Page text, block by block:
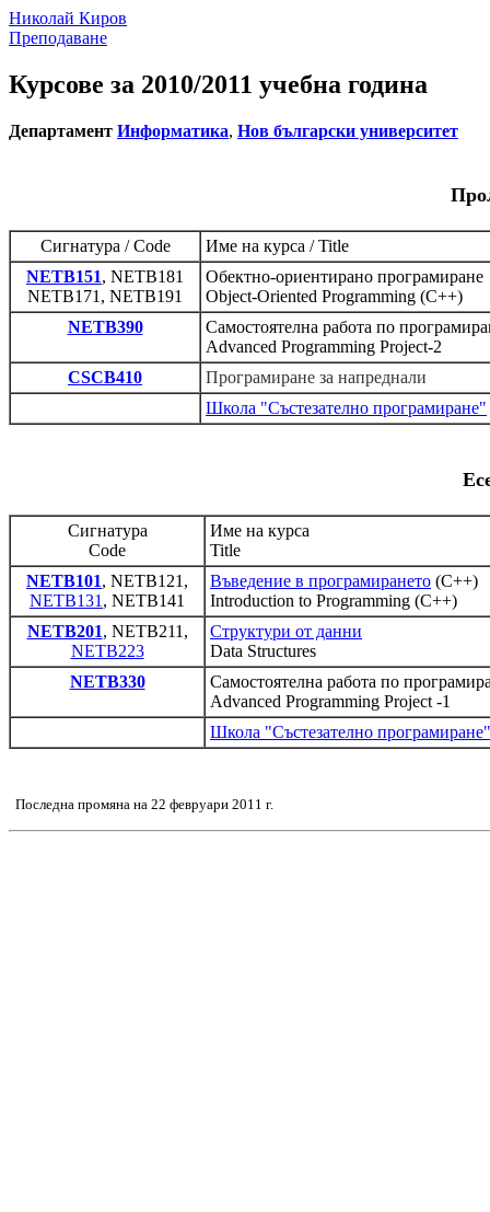
Николай Киров
Преподаване
Курсове за 2010/2011 учебна година
Департамент Информатика, Нов български университет
Сигнатура / Code
Име на курса / Title
NETB151, NETB181
NETB171, NETB191
Обектно-ориентирано програмиране
Object-Oriented Programming (C++)
NETB390
Самостоятелна работа по
Advanced Programming Project-2
CSCB410
Програмиране за напреднали
Школа "Състезателно програмиране"
Сигнатура
Code
Име на курса
Title
NETB101, NETB121,
NETB131 , NETB141
Въведение в програмирането (C++)
Introduction to Programming (C++)
NETB201, NETB211,
NETB223
Структури от данни
Data Structures
NETB330
Самостоятелна работа по
Advanced Programming Project -1
Школа "Състезателно програмиране"
Последна промяна на 22 февруари 2011 г.